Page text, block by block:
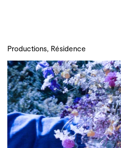
Productions, Résidence